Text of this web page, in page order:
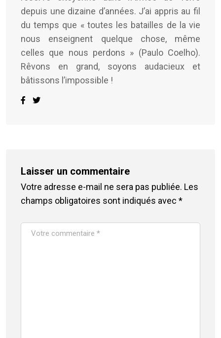
depuis une dizaine d’années. J’ai appris au fil
du temps que « toutes les batailles de la vie
nous enseignent quelque chose, même
celles que nous perdons » (Paulo Coelho).
Rêvons en grand, soyons audacieux et
bâtissons l’impossible !
Laisser un commentaire
Votre adresse e-mail ne sera pas publiée. Les
champs obligatoires sont indiqués avec *